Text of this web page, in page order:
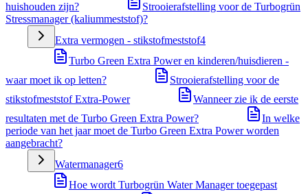
huishouden zijn?
Strooierafstelling voor de Turbogrün
Stressmanager (kaliummeststof)?
Extra vermogen - stikstofmeststof4
Turbo Green Extra Power en kinderen/huisdieren -
waar moet ik op letten?
Strooierafstelling voor de
stikstofmeststof Extra-Power
Wanneer zie ik de eerste
resultaten met de Turbo Green Extra Power?
In welke
periode van het jaar moet de Turbo Green Extra Power worden
aangebracht?
Watermanager6
Hoe wordt Turbogrün Water Manager toegepast